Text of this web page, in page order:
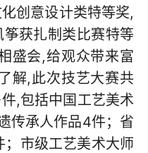
创意设计类特等奖,
获扎制类比赛特等
盛会,给观众带来富
解,此次技艺大赛共
,包括中国工艺美术
传承人作品4件；省
市级工艺美术大师